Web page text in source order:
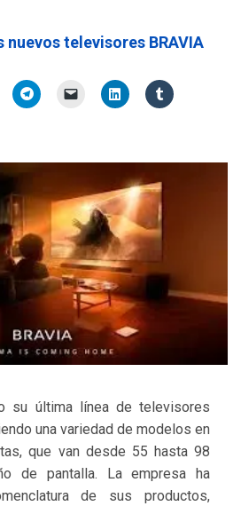
nuevos televisores BRAVIA
su última línea de televisores
una variedad de modelos en
que van desde 55 hasta 98
de pantalla. La empresa ha
de sus productos,